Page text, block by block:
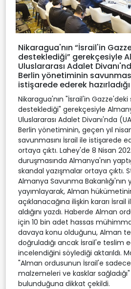
Nikaragua'nın “İsrail'in
desteklediği” gerekçesiyle
Uluslararası Adalet
Berlin yönetiminin
istişarede ederek
Nikaragua'nın "İsrail'in Gazze'deki
desteklediği" gerekçesiyle
Uluslararası Adalet Divanı'nda
Berlin yönetiminin, geçen yıl
savunmasını İsrail ile istişarede
ortaya çıktı. Lahey'de 8 Nisan
duruşmasında Almanya'nın
skandal yazışmalar ortaya çıktı.
Almanya Savunma Bakanlığı'nın
yayımlayarak, Alman
açıklanacağına ilişkin kararı
aldığını yazdı. Haberde Alman
için 10 bin adet hassas
davaya konu olduğunu, Alman
doğruladığı ancak İsrail'e teslim
incelendiğini söylediği aktarıldı.
"Alman ordusunun İsrail'e sadece
malzemeleri ve kasklar
bulunduğuna dikkat çekildi.